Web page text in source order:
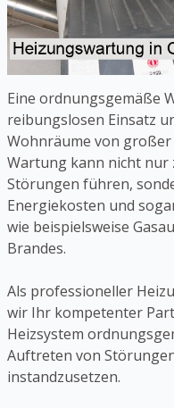
Eine ordnungsgemäße
reibungslosen Einsatz
Wohnräume von
Wartung kann nicht nur
Störungen führen,
Energiekosten und
wie beispielsweise
Brandes.
Als professioneller
wir Ihr kompetenter
Heizsystem
Auftreten von
instandzusetzen.